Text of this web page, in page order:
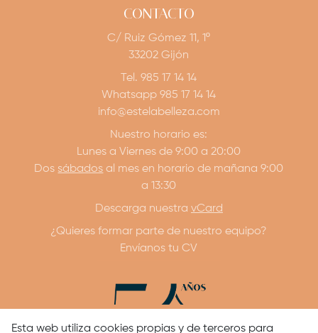
CONTACTO
C/ Ruiz Gómez 11, 1º
33202 Gijón
Tel. 985 17 14 14
Whatsapp 985 17 14 14
info@estelabelleza.com
Nuestro horario es:
Lunes a Viernes de 9:00 a 20:00
Dos sábados al mes en horario de mañana 9:00
a 13:30
Descarga nuestra vCard
¿Quieres formar parte de nuestro equipo?
Envíanos tu CV
Esta web utiliza cookies propias y de terceros para